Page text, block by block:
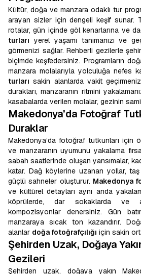
Kültür, doğa ve manzara odaklı tur
arayan sizler için dengeli keşif sunar.
rotalar, gün içinde göl kenarlarına ve
turları yerel yaşamı tanımanızı ve
görmenizi sağlar. Rehberli gezilerle
biçimde keşfedersiniz. Programların
manzara molalarıyla yolculuğa nefes
turları sakin alanlarda vakit
durakları, manzaranın ritmini
kasabalarda verilen molalar, gezinin
Makedonya’da Fotoğraf
Duraklar
Makedonya’da fotoğraf tutkunları için
ve manzaranın uyumunu yakalama
sabah saatlerinde oluşan yansımalar,
katar. Dağ köylerine uzanan yollar,
güçlü sahneler oluşturur. Makedonya
ve kültürel detayları aynı anda
köprülerde, dar sokaklarda ve
kompozisyonlar denersiniz. Gün
manzaraya sıcak ton kazandırır.
alanlar doğa fotoğrafçılığı için sakin
Şehirden Uzak, Doğaya
Gezileri
Şehirden uzak, doğaya yakın